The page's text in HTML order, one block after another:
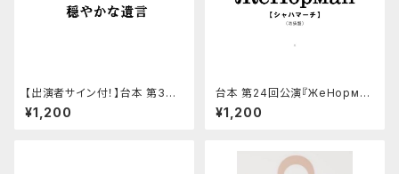
【出演者サイン付！】台本 第36
回公演『グランディ氏の穏やかな
遺言』
¥1,200
台本 第24回公演『ЖeНoрмаn
～シャハマーチ～【池袋盤】』
¥1,200